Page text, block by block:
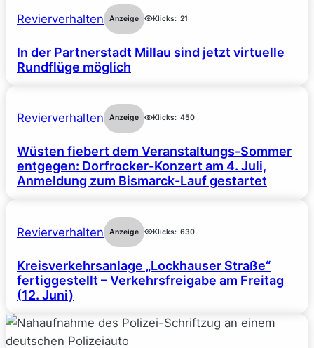
Revierverhalten Anzeige Klicks: 21
In der Partnerstadt Millau sind jetzt virtuelle
Rundflüge möglich
Revierverhalten Anzeige Klicks: 450
Wüsten fiebert dem Veranstaltungs-Sommer
entgegen: Dorfrocker-Konzert am 4. Juli,
Anmeldung zum Bismarck-Lauf gestartet
Revierverhalten Anzeige Klicks: 630
Kreisverkehrsanlage „Lockhauser Straße“
fertiggestellt – Verkehrsfreigabe am Freitag
(12. Juni)